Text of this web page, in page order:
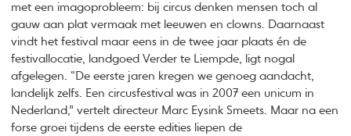
met een imagoprobleem: bij circus denken mensen toch al
gauw aan plat vermaak met leeuwen en clowns. Daarnaast
vindt het festival maar eens in de twee jaar plaats én de
festivallocatie, landgoed Verder te Liempde, ligt nogal
afgelegen. “De eerste jaren kregen we genoeg aandacht,
landelijk zelfs. Een circusfestival was in 2007 een unicum in
Nederland,” vertelt directeur Marc Eysink Smeets. Maar na een
forse groei tijdens de eerste edities liepen de